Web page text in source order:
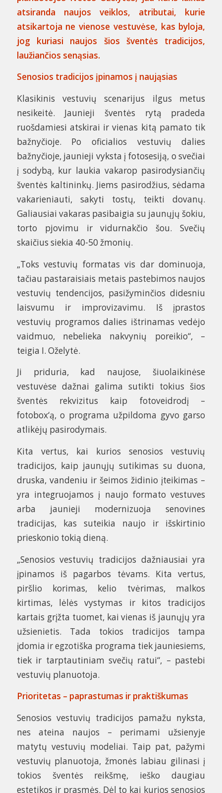
atsiranda naujos veiklos, atributai, kurie
atsikartoja ne vienose vestuvėse, kas byloja,
jog kuriasi naujos šios šventės tradicijos,
laužiančios senąsias.
Senosios tradicijos įpinamos į naująsias
Klasikinis vestuvių scenarijus ilgus metus
nesikeitė. Jaunieji šventės rytą pradeda
ruošdamiesi atskirai ir vienas kitą pamato tik
bažnyčioje. Po oficialios vestuvių dalies
bažnyčioje, jaunieji vyksta į fotosesiją, o svečiai
į sodybą, kur laukia vakarop pasirodysiančių
šventės kaltininkų. Jiems pasirodžius, sėdama
vakarieniauti, sakyti tostų, teikti dovanų.
Galiausiai vakaras pasibaigia su jaunųjų šokiu,
torto pjovimu ir vidurnakčio šou. Svečių
skaičius siekia 40-50 žmonių.
„Toks vestuvių formatas vis dar dominuoja,
tačiau pastaraisiais metais pastebimos naujos
vestuvių tendencijos, pasižyminčios didesniu
laisvumu ir improvizavimu. Iš įprastos
vestuvių programos dalies ištrinamas vedėjo
vaidmuo, nebelieka nakvynių poreikio“, –
teigia I. Oželytė.
Ji priduria, kad naujose, šiuolaikinėse
vestuvėse dažnai galima sutikti tokius šios
šventės rekvizitus kaip fotoveidrodį –
fotobox‘ą, o programa užpildoma gyvo garso
atlikėjų pasirodymais.
Kita vertus, kai kurios senosios vestuvių
tradicijos, kaip jaunųjų sutikimas su duona,
druska, vandeniu ir šeimos židinio įteikimas –
yra integruojamos į naujo formato vestuves
arba jaunieji modernizuoja senovines
tradicijas, kas suteikia naujo ir išskirtinio
prieskonio tokią dieną.
„Senosios vestuvių tradicijos dažniausiai yra
įpinamos iš pagarbos tėvams. Kita vertus,
piršlio korimas, kelio tvėrimas, malkos
kirtimas, lėlės vystymas ir kitos tradicijos
kartais grįžta tuomet, kai vienas iš jaunųjų yra
užsienietis. Tada tokios tradicijos tampa
įdomia ir egzotiška programa tiek jauniesiems,
tiek ir tarptautiniam svečių ratui“, – pastebi
vestuvių planuotoja.
Prioritetas – paprastumas ir praktiškumas
Senosios vestuvių tradicijos pamažu nyksta,
nes ateina naujos – perimami užsienyje
matytų vestuvių modeliai. Taip pat, pažymi
vestuvių planuotoja, žmonės labiau gilinasi į
tokios šventės reikšmę, ieško daugiau
estetikos ir prasmės. Dėl to kai kurios senosios